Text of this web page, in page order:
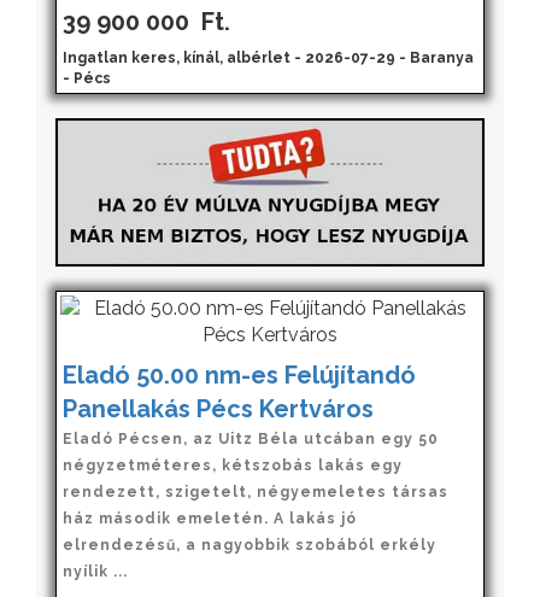
39 900 000 Ft.
Ingatlan keres, kínál, albérlet - 2026-07-29 - Baranya
- Pécs
Eladó 50.00 nm-es Felújítandó
Panellakás Pécs Kertváros
Eladó Pécsen, az Uitz Béla utcában egy 50
négyzetméteres, kétszobás lakás egy
rendezett, szigetelt, négyemeletes társas
ház második emeletén. A lakás jó
elrendezésű, a nagyobbik szobából erkély
nyílik ...